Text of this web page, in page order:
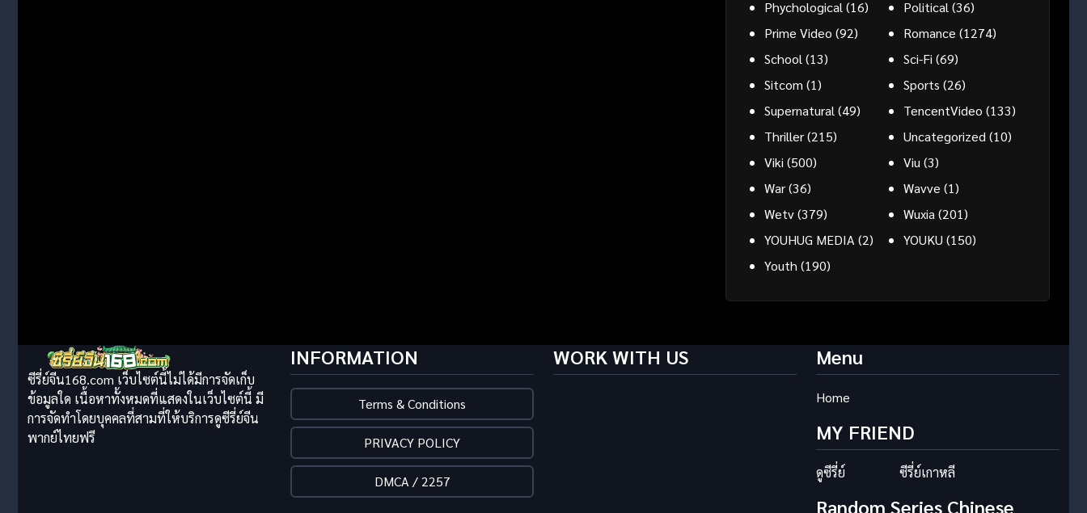
Phychological(16) Political(36)
Prime Video (92) Romance (1274)
School(13) Sci-Fi (69)
Sitcom (1) Sports (26)
Supernatural(49) TencentVideo (133)
Thriller(215) Uncategorized(10)
Viki (500) Viu(3)
War(36) Wavve (1)
Wetv(379) Wuxia(201)
YOUHUG MEDIA(2) YOUKU (150)
Youth (190)
ซีรี่ย์จีน168.com เว็บไซต์นี้ไม่ได้มีการจัดเก็บ
ข้อมูลใด เนื้อหาทั้งหมดที่แสดงในเว็บไซต์นี้ มี
การจัดทำโดยบุคคลที่สามที่ให้บริการดูซีรี่ย์จีน
พากย์ไทยฟรี
INFORMATION
Terms & Conditions
PRIVACY POLICY
DMCA / 2257
WORK WITH US Menu
Home
MY FRIEND
ดูซีรี่ย์ ซีรี่ย์เกาหลี
Random Series Chinese